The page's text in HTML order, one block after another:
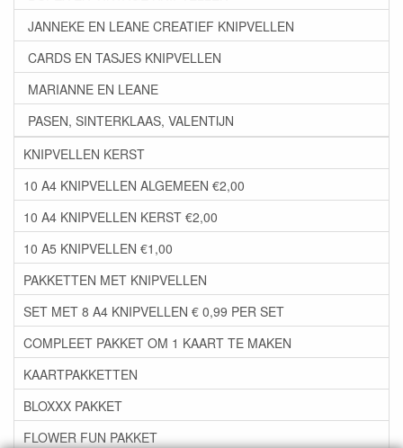
JANNEKE EN LEANE CREATIEF KNIPVELLEN
CARDS EN TASJES KNIPVELLEN
MARIANNE EN LEANE
PASEN, SINTERKLAAS, VALENTIJN
KNIPVELLEN KERST
10 A4 KNIPVELLEN ALGEMEEN €2,00
10 A4 KNIPVELLEN KERST €2,00
10 A5 KNIPVELLEN €1,00
PAKKETTEN MET KNIPVELLEN
SET MET 8 A4 KNIPVELLEN € 0,99 PER SET
COMPLEET PAKKET OM 1 KAART TE MAKEN
KAARTPAKKETTEN
BLOXXX PAKKET
FLOWER FUN PAKKET